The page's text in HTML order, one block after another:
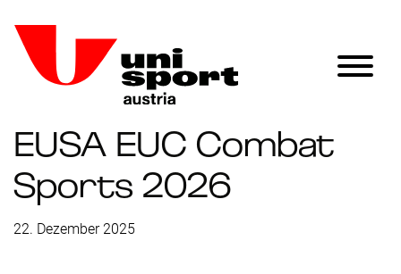
EUSA EUC Combat
Sports 2026
22. Dezember 2025